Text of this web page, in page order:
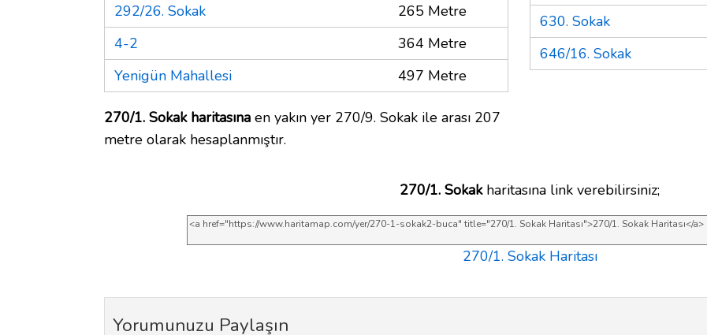
292/26. Sokak
265 Metre
4-2
364 Metre
Yenigün Mahallesi
497 Metre
270/1. Sokak haritasına en yakın yer 270/9. Sokak ile arası 207
metre olarak hesaplanmıştır.
630. Sokak
646/16. Sokak
270/1. Sokakharitasına link verebilirsiniz;
270/1. Sokak Haritası
Yorumunuzu Paylaşın